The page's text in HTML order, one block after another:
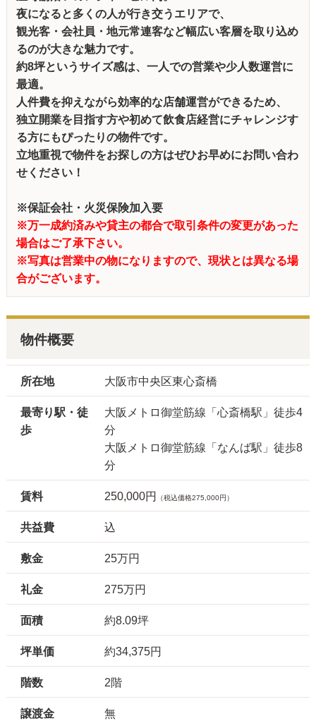
夜になると多くの人が行き交うエリアで、
観光客・会社員・地元常連客など幅広い客層を取り込め
るのが大きな魅力です。
約8坪というサイズ感は、一人での営業や少人数運営に
最適。
人件費を抑えながら効率的な店舗運営ができるため、
独立開業を目指す方や初めて飲食店経営にチャレンジす
る方にもぴったりの物件です。
立地重視で物件をお探しの方はぜひお早めにお問い合わ
せください！
※保証会社・火災保険加入要
※万一成約済みや貸主の都合で取引条件の変更があった
場合はご了承下さい。
※写真は営業中の物になりますので、現状とは異なる場
合がございます。
物件概要
所在地 大阪市中央区東心斎橋
最寄り駅・徒
歩
大阪メトロ御堂筋線「心斎橋駅」徒歩4
分
大阪メトロ御堂筋線「なんば駅」徒歩8
分
賃料 250,000円 （税込価格275,000円）
共益費 込
敷金 25万円
礼金 275万円
面積 約8.09坪
坪単価 約34,375円
階数 2階
譲渡金 無